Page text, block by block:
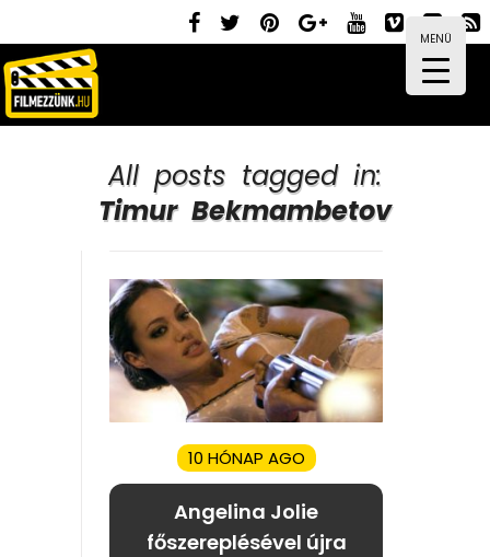
MENÜ
All posts tagged in:
Timur Bekmambetov
10 HÓNAP AGO
Angelina Jolie
főszereplésével újra